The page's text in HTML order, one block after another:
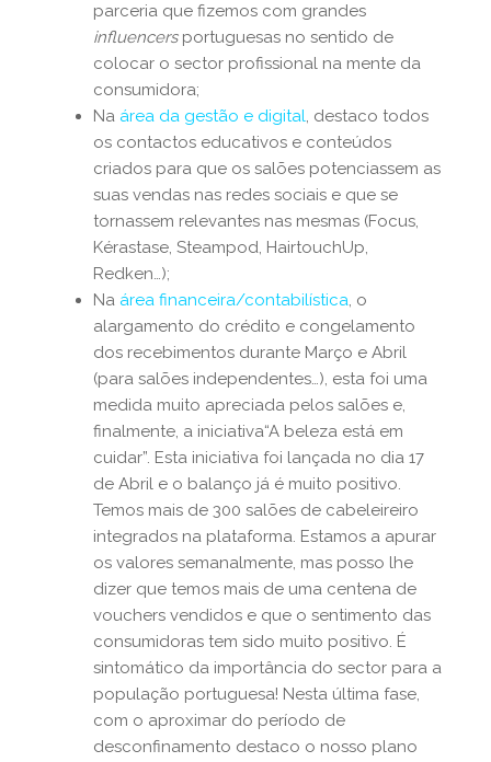
parceria que fizemos com grandes
influencers portuguesas no sentido de
colocar o sector profissional na mente da
consumidora;
Na área da gestão e digital, destaco todos
os contactos educativos e conteúdos
criados para que os salões potenciassem as
suas vendas nas redes sociais e que se
tornassem relevantes nas mesmas (Focus,
Kérastase, Steampod, HairtouchUp,
Redken…);
Na área financeira/contabilística, o
alargamento do crédito e congelamento
dos recebimentos durante Março e Abril
(para salões independentes…), esta foi uma
medida muito apreciada pelos salões e,
finalmente, a iniciativa“A beleza está em
cuidar”. Esta iniciativa foi lançada no dia 17
de Abril e o balanço já é muito positivo.
Temos mais de 300 salões de cabeleireiro
integrados na plataforma. Estamos a apurar
os valores semanalmente, mas posso lhe
dizer que temos mais de uma centena de
vouchers vendidos e que o sentimento das
consumidoras tem sido muito positivo. É
sintomático da importância do sector para a
população portuguesa! Nesta última fase,
com o aproximar do período de
desconfinamento destaco o nosso plano